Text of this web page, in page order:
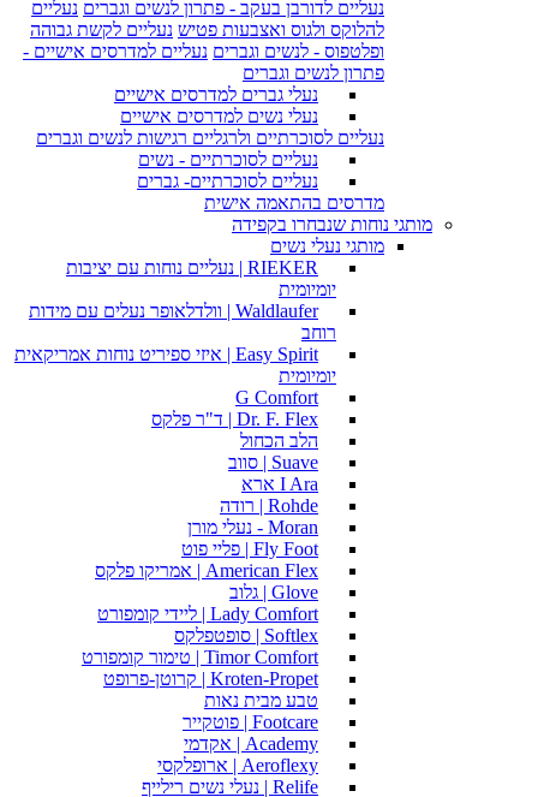
נעליים לדורבן בעקב - פתרון לנשים וגברים נעליים
להלוקס ולגוס ואצבעות פטיש נעליים לקשת גבוהה
ופלטפוס - לנשים וגברים נעליים למדרסים אישיים -
פתרון לנשים וגברים
נעלי גברים למדרסים אישיים
נעלי נשים למדרסים אישיים
נעליים לסוכרתיים ולרגליים רגישות לנשים וגברים
נעליים לסוכרתיים - נשים
נעליים לסוכרתיים- גברים
מדרסים בהתאמה אישית
מותגי נוחות שנבחרו בקפידה
מותגי נעלי נשים
RIEKER | נעליים נוחות עם יציבות
יומיומית
Waldlaufer | וולדלאופר נעלים עם מידות
רוחב
Easy Spirit | איזי ספיריט נוחות אמריקאית
יומיומית
G Comfort
Dr. F. Flex | ד"ר פלקס
הלב הכחול
Suave | סווב
I Ara ארא
Rohde | רודה
Moran - נעלי מורן
Fly Foot | פליי פוט
American Flex | אמריקו פלקס
Glove | גלוב
Lady Comfort | ליידי קומפורט
Softlex | סופטפלקס
Timor Comfort | טימור קומפורט
Kroten-Propet | קרוטן-פרופט
טבע מבית נאות
Footcare | פוטקייר
Academy | אקדמי
Aeroflexy | ארופלקסי
Relife | נעלי נשים רילייף